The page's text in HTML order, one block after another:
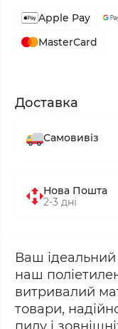
Apple Pay
MasterCard
Доставка
Самовивіз
Нова Пошта
2-3 дні
Ваш
наш
витривалий
товари,